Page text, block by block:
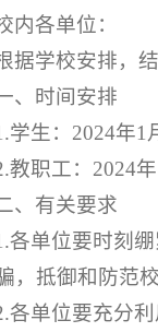
内各单位：
据学校安排，
、时间安排
学生：2024年
教职工：2024
、有关要求
各单位要时刻
，抵御和防范
各单位要充分